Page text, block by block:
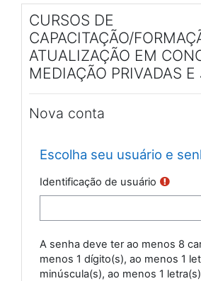
Ir para o conteúdo principal
CURSOS DE
CAPACITAÇÃO/
ATUALIZAÇÃO EM
MEDIAÇÃO PRIVADAS
Nova conta
Escolha seu usuário e
Identificação de usuário
A senha deve ter ao menos 8
menos 1 dígito(s), ao menos 1
minúscula(s), ao menos 1